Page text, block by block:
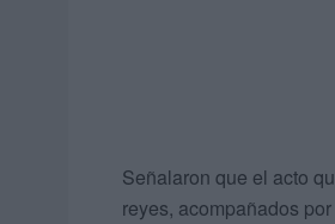
Señalaron que el acto
reyes, acompañados